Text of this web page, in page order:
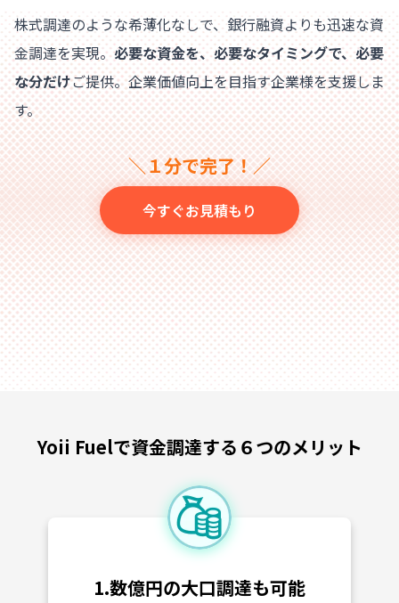
株式調達のような希薄化なしで、銀行融資よりも迅速な資
金調達を実現。必要な資金を、必要なタイミングで、必要
な分だけご提供。企業価値向上を目指す企業様を支援しま
す。
＼１分で完了！／
今すぐお見積もり
Yoii Fuelで資金調達する６つのメリット
1.数億円の大口調達も可能